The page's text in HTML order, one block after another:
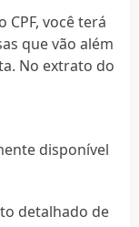
CPF, você terá
que vão além
No extrato do
disponível
detalhado de